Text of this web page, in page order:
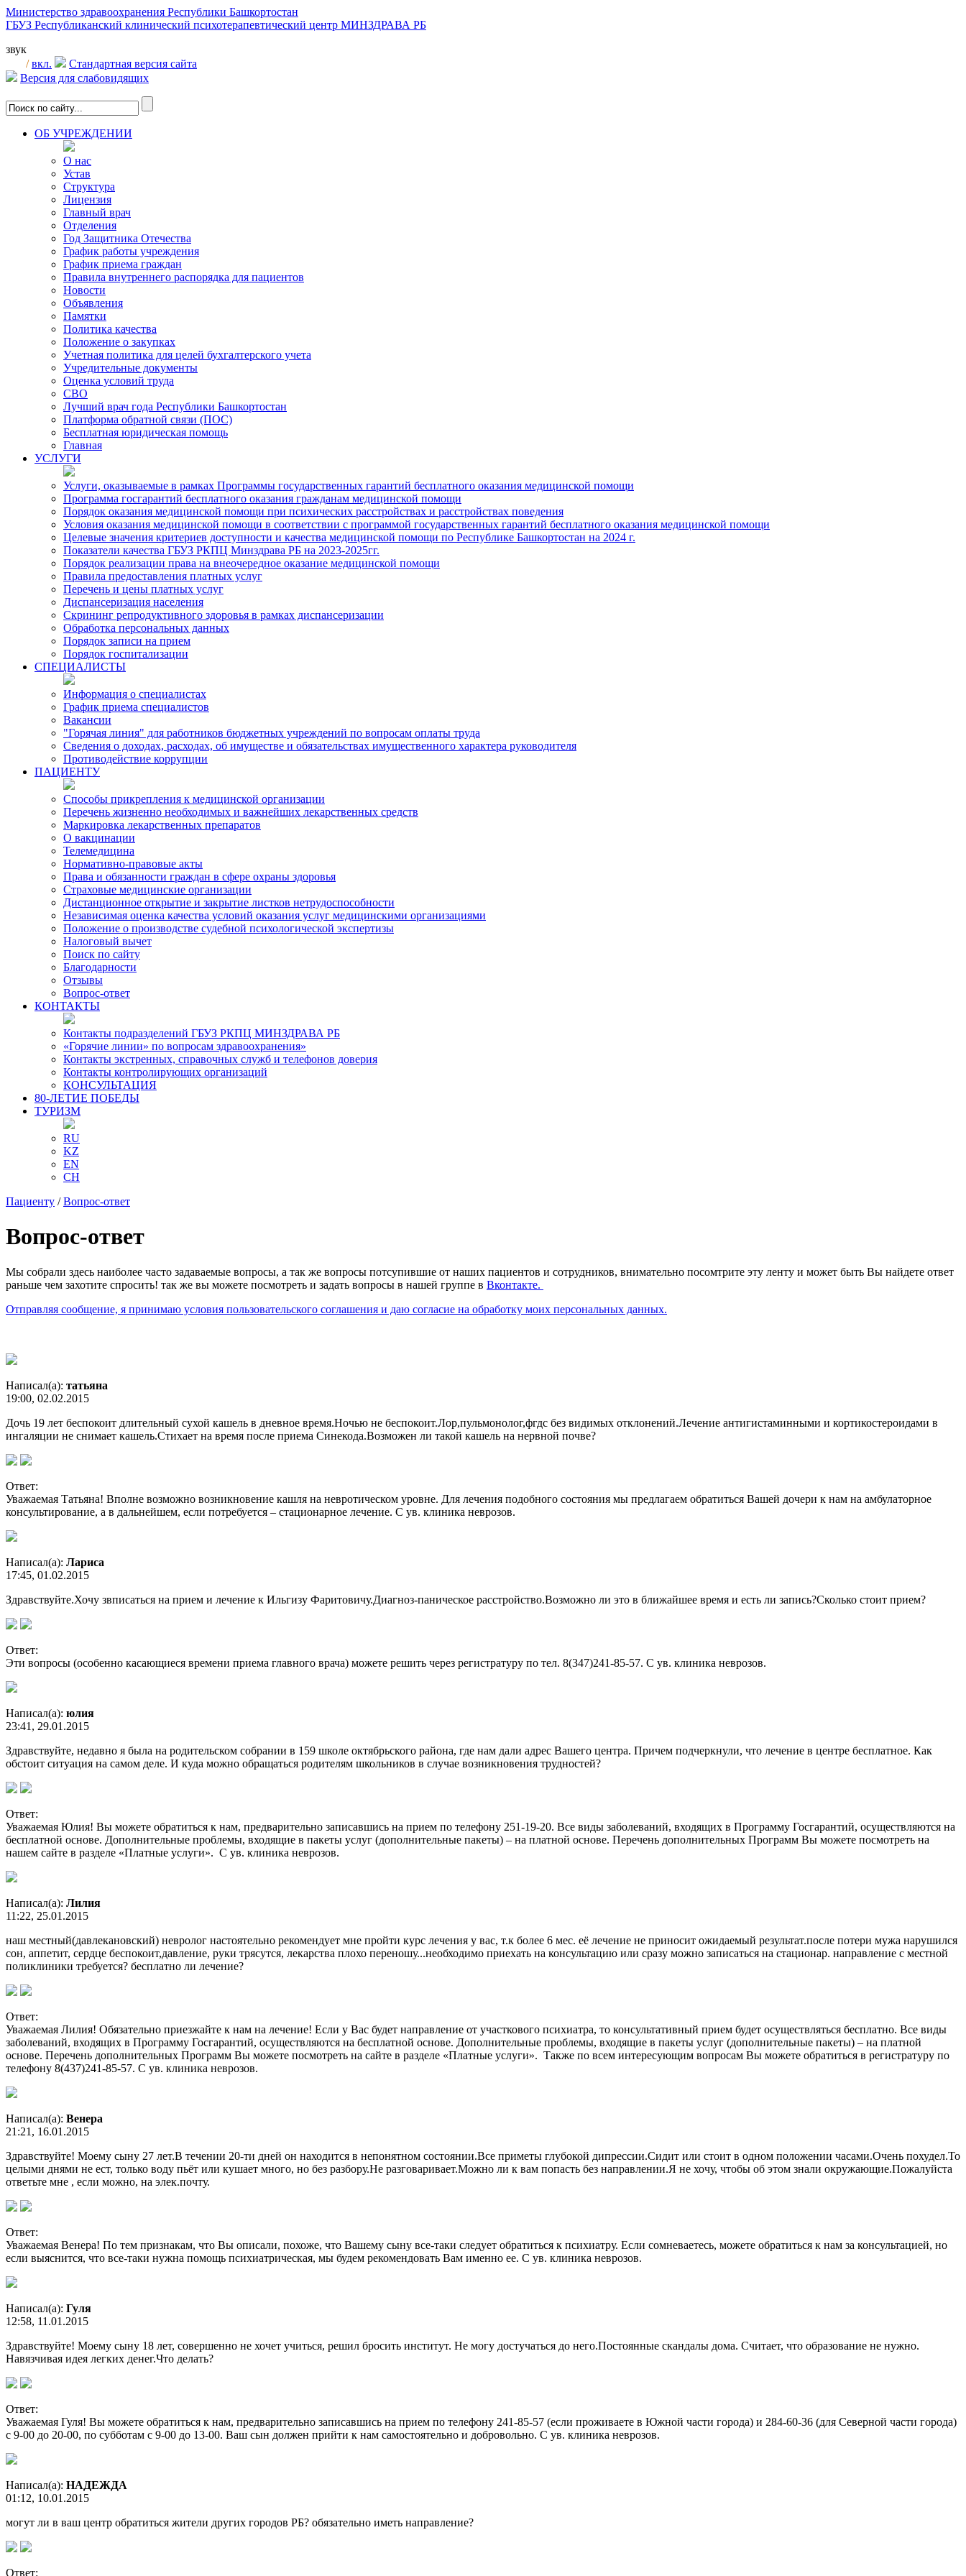
Министерство здравоохранения Республики Башкортостан
ГБУЗ Республиканский клинический психотерапевтический центр МИНЗДРАВА РБ
звук
/ вкл.
Стандартная версия сайта
Версия для слабовидящих
ОБ УЧРЕЖДЕНИИ
О нас
Устав
Структура
Лицензия
Главный врач
Отделения
Год Защитника Отечества
График работы учреждения
График приема граждан
Правила внутреннего распорядка для пациентов
Новости
Объявления
Памятки
Политика качества
Положение о закупках
Учетная политика для целей бухгалтерского учета
Учредительные документы
Оценка условий труда
СВО
Лучший врач года Республики Башкортостан
Платформа обратной связи (ПОС)
Бесплатная юридическая помощь
Главная
УСЛУГИ
Услуги, оказываемые в рамках Программы государственных гарантий бесплатного оказания медицинской помощи
Программа госгарантий бесплатного оказания гражданам медицинской помощи
Порядок оказания медицинской помощи при психических расстройствах и расстройствах поведения
Условия оказания медицинской помощи в соответствии с программой государственных гарантий бесплатного оказания медицинской помощи
Целевые значения критериев доступности и качества медицинской помощи по Республике Башкортостан на 2024 г.
Показатели качества ГБУЗ РКПЦ Минздрава РБ на 2023-2025гг.
Порядок реализации права на внеочередное оказание медицинской помощи
Правила предоставления платных услуг
Перечень и цены платных услуг
Диспансеризация населения
Скрининг репродуктивного здоровья в рамках диспансеризации
Обработка персональных данных
Порядок записи на прием
Порядок госпитализации
СПЕЦИАЛИСТЫ
Информация о специалистах
График приема специалистов
Вакансии
"Горячая линия" для работников бюджетных учреждений по вопросам оплаты труда
Сведения о доходах, расходах, об имуществе и обязательствах имущественного характера руководителя
Противодействие коррупции
ПАЦИЕНТУ
Способы прикрепления к медицинской организации
Перечень жизненно необходимых и важнейших лекарственных средств
Маркировка лекарственных препаратов
О вакцинации
Телемедицина
Нормативно-правовые акты
Права и обязанности граждан в сфере охраны здоровья
Страховые медицинские организации
Дистанционное открытие и закрытие листков нетрудоспособности
Независимая оценка качества условий оказания услуг медицинскими организациями
Положение о производстве судебной психологической экспертизы
Налоговый вычет
Поиск по сайту
Благодарности
Отзывы
Вопрос-ответ
КОНТАКТЫ
Контакты подразделений ГБУЗ РКПЦ МИНЗДРАВА РБ
«Горячие линии» по вопросам здравоохранения»
Контакты экстренных, справочных служб и телефонов доверия
Контакты контролирующих организаций
КОНСУЛЬТАЦИЯ
80-ЛЕТИЕ ПОБЕДЫ
ТУРИЗМ
RU
KZ
EN
CH
Пациенту /Вопрос-ответ
Вопрос-ответ
Мы собрали здесь наиболее часто задаваемые вопросы, а так же вопросы потсупившие от наших пациентов и сотрудников, внимательно посомтрите эту ленту и может быть Вы найдете ответ
раньше чем захотите спросить! так же вы можете посмотреть и задать вопросы в нашей группе в Вконтакте.
Отправляя сообщение, я принимаю условия пользовательского соглашения и даю согласие на обработку моих персональных данных.
Написал(а): татьяна
19:00, 02.02.2015
Дочь 19 лет беспокоит длительный сухой кашель в дневное время.Ночью не беспокоит.Лор,пульмонолог,фгдс без видимых отклонений.Лечение антигистаминными и кортикостероидами в
ингаляции не снимает кашель.Стихает на время после приема Синекода.Возможен ли такой кашель на нервной почве?
Ответ:
Уважаемая Татьяна! Вполне возможно возникновение кашля на невротическом уровне. Для лечения подобного состояния мы предлагаем обратиться Вашей дочери к нам на амбулаторное
консультирование, а в дальнейшем, если потребуется – стационарное лечение. С ув. клиника неврозов.
Написал(а): Лариса
17:45, 01.02.2015
Здравствуйте.Хочу звписаться на прием и лечение к Ильгизу Фаритовичу.Диагноз-паническое расстройство.Возможно ли это в ближайшее время и есть ли запись?Сколько стоит прием?
Ответ:
Эти вопросы (особенно касающиеся времени приема главного врача) можете решить через регистратуру по тел. 8(347)241-85-57. С ув. клиника неврозов.
Написал(а): юлия
23:41, 29.01.2015
Здравствуйте, недавно я была на родительском собрании в 159 школе октябрьского района, где нам дали адрес Вашего центра. Причем подчеркнули, что лечение в центре бесплатное. Как
обстоит ситуация на самом деле. И куда можно обращаться родителям школьников в случае возникновения трудностей?
Ответ:
Уважаемая Юлия! Вы можете обратиться к нам, предварительно записавшись на прием по телефону 251-19-20. Все виды заболеваний, входящих в Программу Госгарантий, осуществляются на
бесплатной основе. Дополнительные проблемы, входящие в пакеты услуг (дополнительные пакеты) – на платной основе. Перечень дополнительных Программ Вы можете посмотреть на
нашем сайте в разделе «Платные услуги». С ув. клиника неврозов.
Написал(а): Лилия
11:22, 25.01.2015
наш местный(давлекановский) невролог настоятельно рекомендует мне пройти курс лечения у вас, т.к более 6 мес. её лечение не приносит ожидаемый результат.после потери мужа нарушился
сон, аппетит, сердце беспокоит,давление, руки трясутся, лекарства плохо переношу...необходимо приехать на консультацию или сразу можно записаться на стационар. направление с местной
поликлиники требуется? бесплатно ли лечение?
Ответ:
Уважаемая Лилия! Обязательно приезжайте к нам на лечение! Если у Вас будет направление от участкового психиатра, то консультативный прием будет осуществляться бесплатно. Все виды
заболеваний, входящих в Программу Госгарантий, осуществляются на бесплатной основе. Дополнительные проблемы, входящие в пакеты услуг (дополнительные пакеты) – на платной
основе. Перечень дополнительных Программ Вы можете посмотреть на сайте в разделе «Платные услуги». Также по всем интересующим вопросам Вы можете обратиться в регистратуру по
телефону 8(437)241-85-57. С ув. клиника неврозов.
Написал(а): Венера
21:21, 16.01.2015
Здравствуйте! Моему сыну 27 лет.В течении 20-ти дней он находится в непонятном состоянии.Все приметы глубокой дипрессии.Сидит или стоит в одном положении часами.Очень похудел.То
целыми днями не ест, только воду пьёт или кушает много, но без разбору.Не разговаривает.Можно ли к вам попасть без направлении.Я не хочу, чтобы об этом знали окружающие.Пожалуйста
ответьте мне , если можно, на элек.почту.
Ответ:
Уважаемая Венера! По тем признакам, что Вы описали, похоже, что Вашему сыну все-таки следует обратиться к психиатру. Если сомневаетесь, можете обратиться к нам за консультацией, но
если выяснится, что все-таки нужна помощь психиатрическая, мы будем рекомендовать Вам именно ее. С ув. клиника неврозов.
Написал(а): Гуля
12:58, 11.01.2015
Здравствуйте! Моему сыну 18 лет, совершенно не хочет учиться, решил бросить институт. Не могу достучаться до него.Постоянные скандалы дома. Считает, что образование не нужно.
Навязчивая идея легких денег.Что делать?
Ответ:
Уважаемая Гуля! Вы можете обратиться к нам, предварительно записавшись на прием по телефону 241-85-57 (если проживаете в Южной части города) и 284-60-36 (для Северной части города)
с 9-00 до 20-00, по субботам с 9-00 до 13-00. Ваш сын должен прийти к нам самостоятельно и добровольно. С ув. клиника неврозов.
Написал(а): НАДЕЖДА
01:12, 10.01.2015
могут ли в ваш центр обратиться жители других городов РБ? обязательно иметь направление?
Ответ: